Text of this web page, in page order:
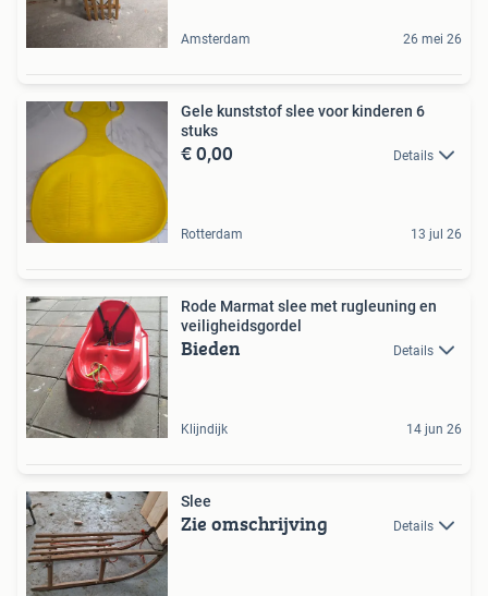
Amsterdam 26 mei 26
Gele kunststof slee voor kinderen 6
stuks
€ 0,00 Details
Rotterdam 13 jul 26
Rode Marmat slee met rugleuning en
veiligheidsgordel
Bieden Details
Klijndijk 14 jun 26
Slee
Zie omschrijving Details